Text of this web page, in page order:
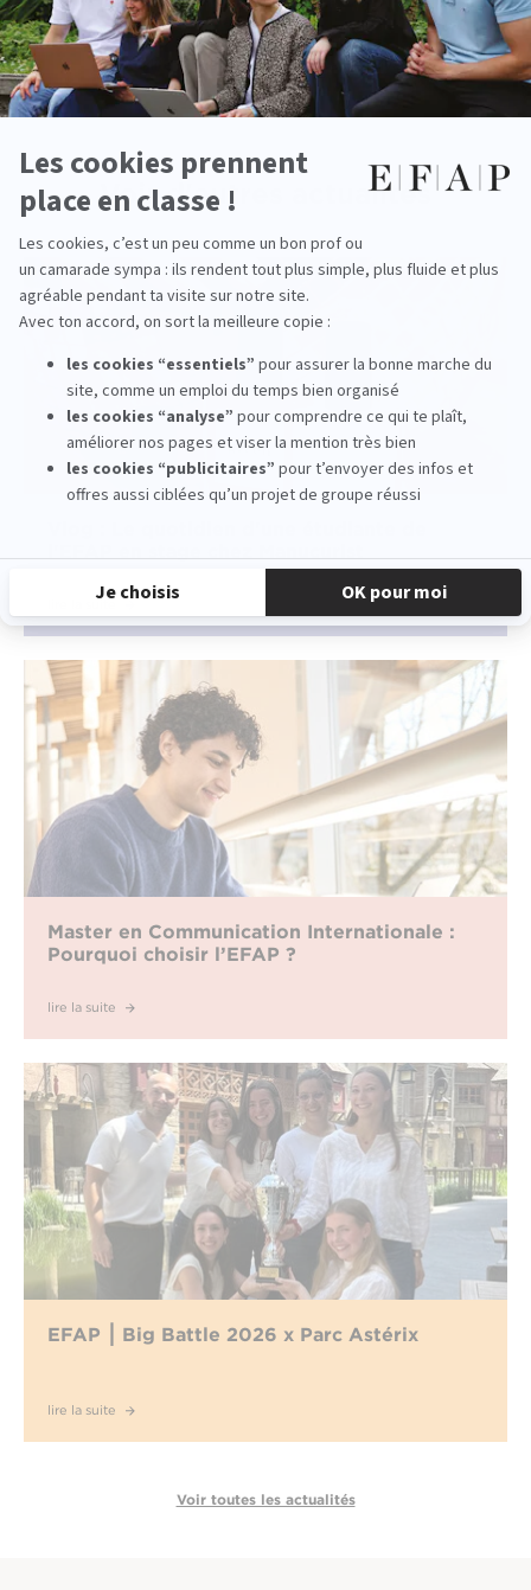
‹ Actualité précedente Actualité suivante ›
Voir d'autres actualités
Master en Communication Internationale :
Pourquoi choisir l’EFAP ?
lire la suite
EFAP ⎮ Big Battle 2026 x Parc Astérix
lire la suite
Voir toutes les actualités